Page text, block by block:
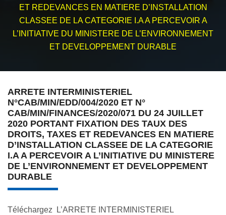
ET REDEVANCES EN MATIERE D’INSTALLATION
CLASSEE DE LA CATEGORIE I.A A PERCEVOIR A
L’INITIATIVE DU MINISTERE DE L’ENVIRONNEMENT
ET DEVELOPPEMENT DURABLE
ARRETE INTERMINISTERIEL
N°CAB/MIN/EDD/004/2020 ET N°
CAB/MIN/FINANCES/2020/071 DU 24 JUILLET
2020 PORTANT FIXATION DES TAUX DES
DROITS, TAXES ET REDEVANCES EN MATIERE
D’INSTALLATION CLASSEE DE LA CATEGORIE
I.A A PERCEVOIR A L’INITIATIVE DU MINISTERE
DE L’ENVIRONNEMENT ET DEVELOPPEMENT
DURABLE
Téléchargez L’ARRETE INTERMINISTERIEL